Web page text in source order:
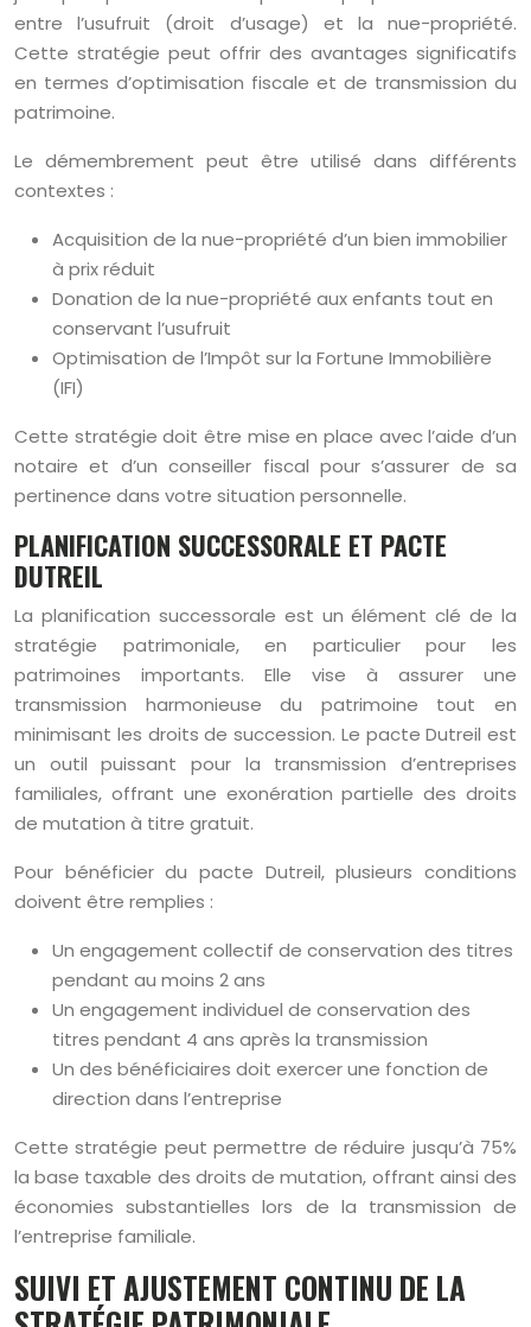
entre l’usufruit (droit d’usage) et la nue-propriété.
Cette stratégie peut offrir des avantages significatifs
en termes d’optimisation fiscale et de transmission du
patrimoine.
Le démembrement peut être utilisé dans différents
contextes :
Acquisition de la nue-propriété d’un bien immobilier
à prix réduit
Donation de la nue-propriété aux enfants tout en
conservant l’usufruit
Optimisation de l’Impôt sur la Fortune Immobilière
(IFI)
Cette stratégie doit être mise en place avec l’aide d’un
notaire et d’un conseiller fiscal pour s’assurer de sa
pertinence dans votre situation personnelle.
PLANIFICATION SUCCESSORALE ET PACTE
DUTREIL
La planification successorale est un élément clé de la
stratégie patrimoniale, en particulier pour les
patrimoines importants. Elle vise à assurer une
transmission harmonieuse du patrimoine tout en
minimisant les droits de succession. Le pacte Dutreil est
un outil puissant pour la transmission d’entreprises
familiales, offrant une exonération partielle des droits
de mutation à titre gratuit.
Pour bénéficier du pacte Dutreil, plusieurs conditions
doivent être remplies :
Un engagement collectif de conservation des titres
pendant au moins 2 ans
Un engagement individuel de conservation des
titres pendant 4 ans après la transmission
Un des bénéficiaires doit exercer une fonction de
direction dans l’entreprise
Cette stratégie peut permettre de réduire jusqu’à 75%
la base taxable des droits de mutation, offrant ainsi des
économies substantielles lors de la transmission de
l’entreprise familiale.
SUIVI ET AJUSTEMENT CONTINU DE LA